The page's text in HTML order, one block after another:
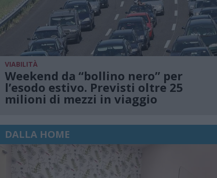
VIABILITÀ
Weekend da “bollino nero” per
l’esodo estivo. Previsti oltre 25
milioni di mezzi in viaggio
DALLA HOME